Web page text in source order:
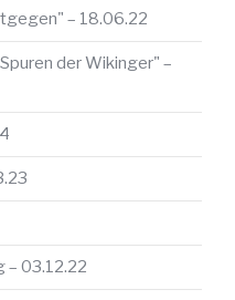
– 18.06.22
der Wikinger" –
– 03.12.22